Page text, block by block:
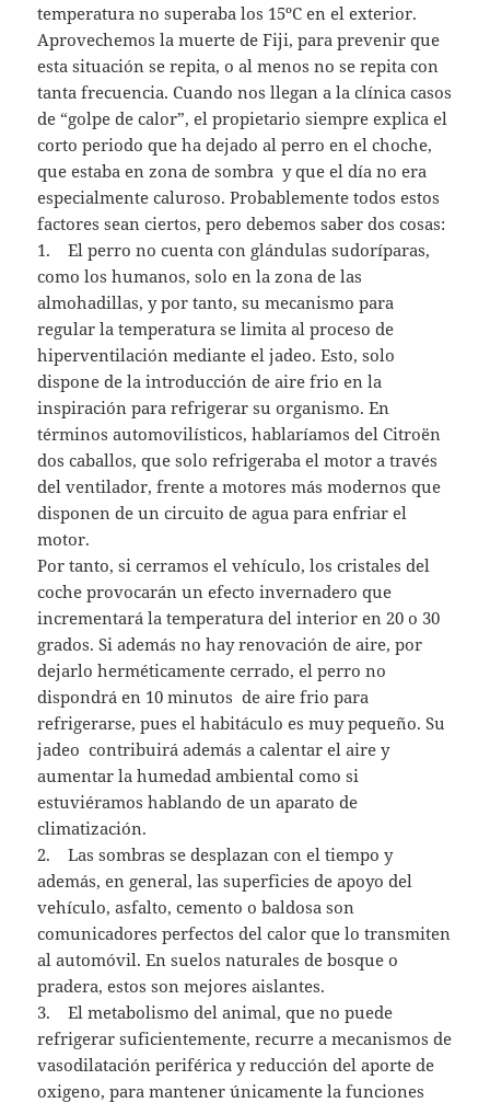
temperatura no superaba los 15ºC en el exterior.
Aprovechemos la muerte de Fiji, para prevenir que
esta situación se repita, o al menos no se repita con
tanta frecuencia. Cuando nos llegan a la clínica casos
de “golpe de calor”, el propietario siempre explica el
corto periodo que ha dejado al perro en el choche,
que estaba en zona de sombra y que el día no era
especialmente caluroso. Probablemente todos estos
factores sean ciertos, pero debemos saber dos cosas:
1. El perro no cuenta con glándulas sudoríparas,
como los humanos, solo en la zona de las
almohadillas, y por tanto, su mecanismo para
regular la temperatura se limita al proceso de
hiperventilación mediante el jadeo. Esto, solo
dispone de la introducción de aire frio en la
inspiración para refrigerar su organismo. En
términos automovilísticos, hablaríamos del Citroën
dos caballos, que solo refrigeraba el motor a través
del ventilador, frente a motores más modernos que
disponen de un circuito de agua para enfriar el
motor.
Por tanto, si cerramos el vehículo, los cristales del
coche provocarán un efecto invernadero que
incrementará la temperatura del interior en 20 o 30
grados. Si además no hay renovación de aire, por
dejarlo herméticamente cerrado, el perro no
dispondrá en 10 minutos de aire frio para
refrigerarse, pues el habitáculo es muy pequeño. Su
jadeo contribuirá además a calentar el aire y
aumentar la humedad ambiental como si
estuviéramos hablando de un aparato de
climatización.
2. Las sombras se desplazan con el tiempo y
además, en general, las superficies de apoyo del
vehículo, asfalto, cemento o baldosa son
comunicadores perfectos del calor que lo transmiten
al automóvil. En suelos naturales de bosque o
pradera, estos son mejores aislantes.
3. El metabolismo del animal, que no puede
refrigerar suficientemente, recurre a mecanismos de
vasodilatación periférica y reducción del aporte de
oxigeno, para mantener únicamente la funciones